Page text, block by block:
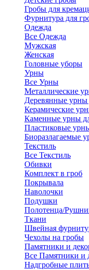
Гробы для
Фурнитура для
Одежда
Все Одежда
Мужская
Женская
Головные уборы
Урны
Все Урны
Металлические
Деревянные урны
Керамические
Каменные урны
Пластиковые
Биоразлагаемые
Текстиль
Все Текстиль
Обивки
Комплект в гроб
Покрывала
Наволочки
Подушки
Полотенца/
Ткани
Швейная
Чехолы на гробы
Памятники и
Все Памятники и
Надгробные